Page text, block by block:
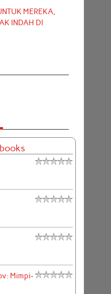
MEREKA,
INDAH DI
Mimpi-